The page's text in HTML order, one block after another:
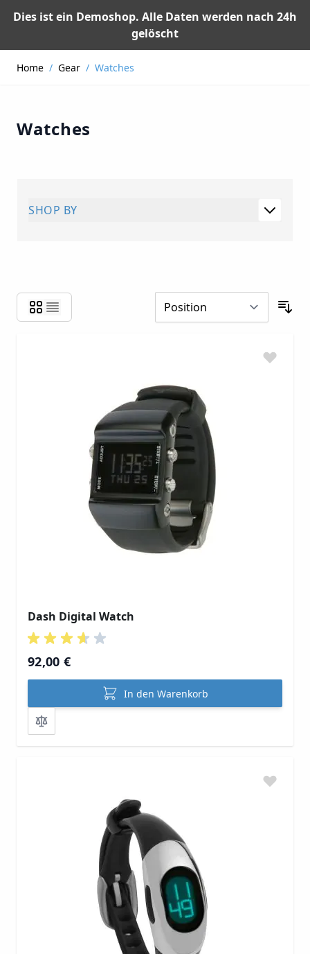
Dies ist ein Demoshop. Alle Daten werden nach 24h
gelöscht
Home / Gear / Watches
Watches
SHOP BY
Dash Digital Watch
92,00 €
In den Warenkorb